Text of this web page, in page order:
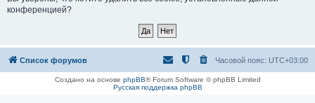
конференцией?
Список форумов Часовой пояс: UTC+03:00
Создано на основе phpBB® Forum Software © phpBB Limited
Русская поддержка phpBB